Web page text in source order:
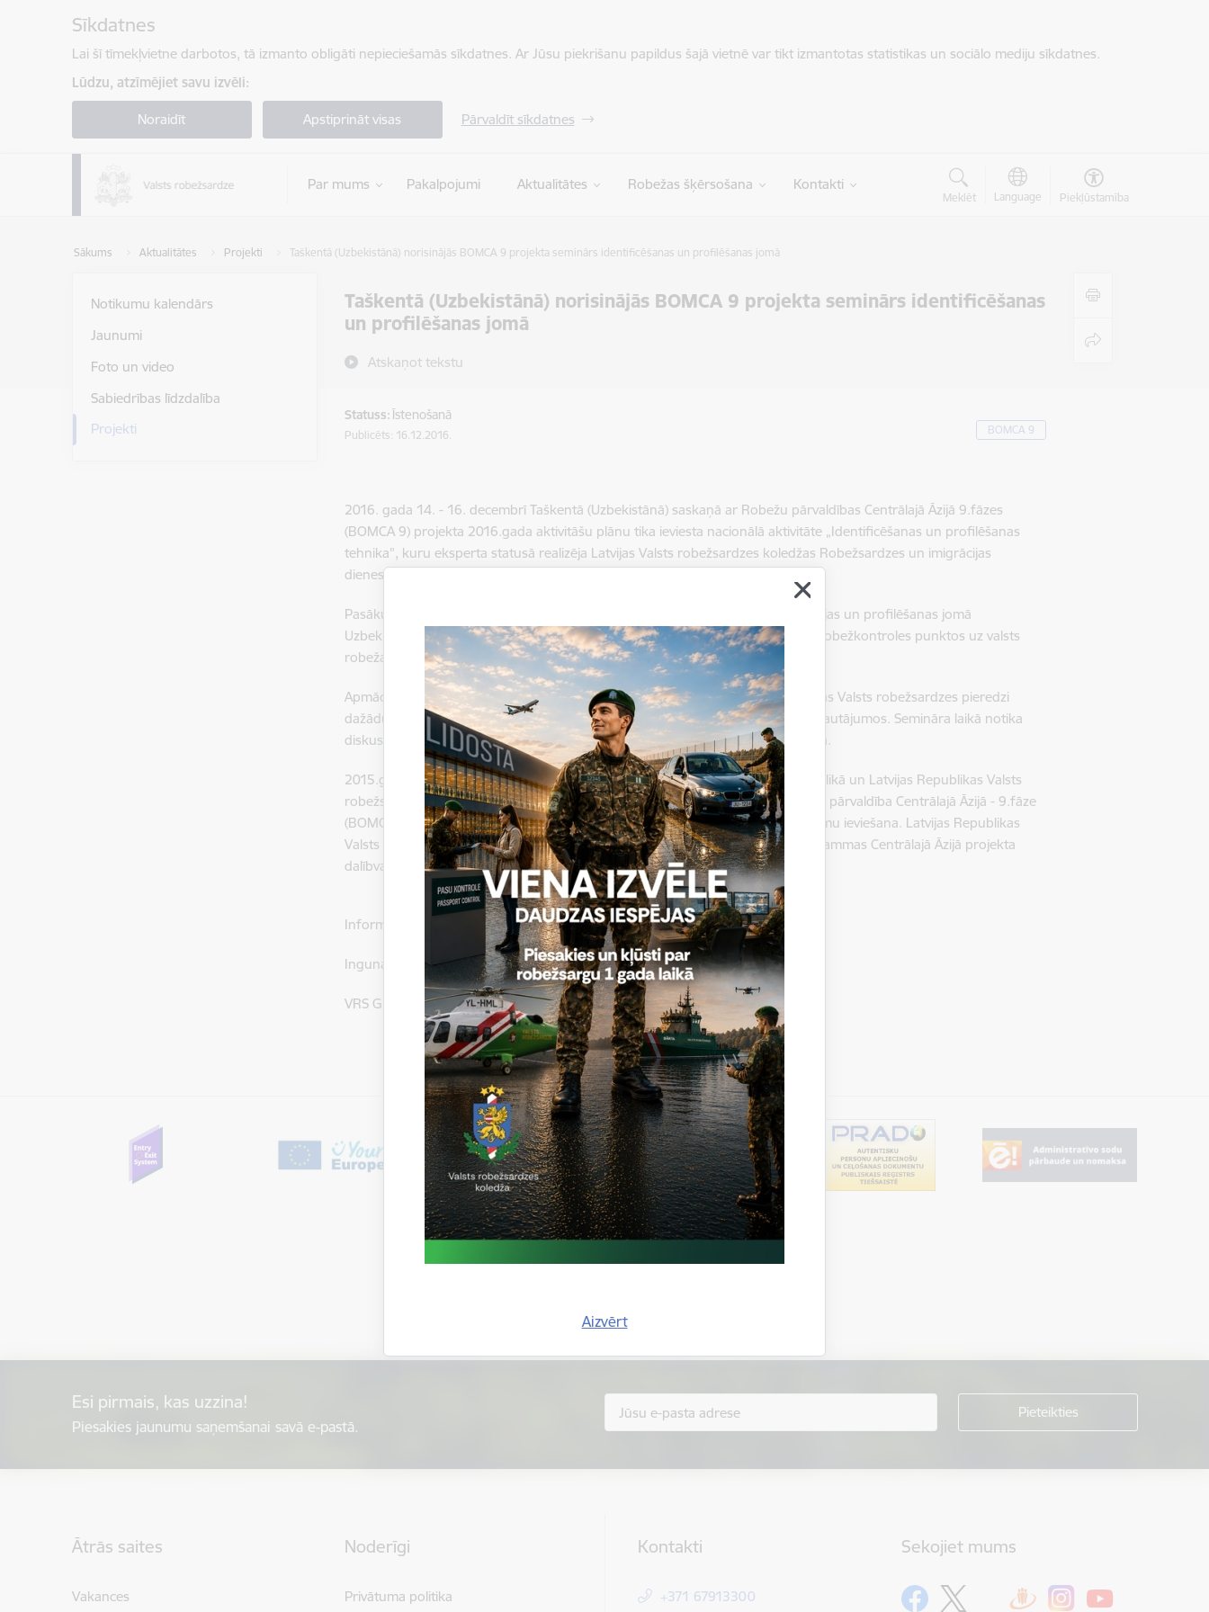
Sīkdatnes
Lai šī tīmekļvietne darbotos, tā izmanto obligāti nepieciešamās sīkdatnes. Ar Jūsu piekrišanu papildus šajā vietnē var tikt izmantotas statistikas un sociālo mediju sīkdatnes.
Lūdzu, atzīmējiet savu izvēli:
Noraidīt Apstiprināt visas Pārvaldīt sīkdatnes
Par mums Pakalpojumi Aktualitātes Robežas šķērsošana Kontakti
Meklēt Language Piekļūstamība
Sākums Aktualitātes Projekti Taškentā (Uzbekistānā) norisinājās BOMCA 9 projekta seminārs identificēšanas un profilēšanas jomā
Taškentā (Uzbekistānā) norisinājās BOMCA 9 projekta seminārs identificēšanas
un profilēšanas jomā
Atskaņot tekstu
Aizvērt
Notikumu kalendārs
Jaunumi
Foto un video
Sabiedrības līdzdalība
Projekti
Statuss:Īstenošanā
Publicēts: 16.12.2016. BOMCA 9
2016. gada 14. - 16. decembrī Taškentā (Uzbekistānā) saskaņā ar Robežu pārvaldības Centrālajā Āzijā 9.fāzes
(BOMCA 9) projekta 2016.gada aktivitāšu plānu tika ieviesta nacionālā aktivitāte „Identificēšanas un profilēšanas
tehnika", kuru eksperta statusā realizēja Latvijas Valsts robežsardzes koledžas Robežsardzes un imigrācijas
dienestu priekšmetu katedras lektors majors Juris Madžuls.
Pasākuma mērķis bija novadīt semināru robežu šķērsojošo personu identifikācijas un profilēšanas jomā
Uzbekistānas robežapsardzības iestādes amatpersonām, kuras dienestu pilda robežkontroles punktos uz valsts
robežas.
Apmācību dalībnieki tika iepazīstināti ar Eiropas Savienības un Latvijas Republikas Valsts robežsardzes pieredzi
dažādu kategoriju robežu šķērsojošo personu identificēšanas un profilēšanas jautājumos. Semināra laikā notika
diskusija par identificēšanas un profilēšanas normatīvo regulējumu Uzbekistānā.
2015.gada 11.jūnijā starp Eiropas Savienības pārstāvniecību Kirgizstānas Republikā un Latvijas Republikas Valsts
robežsardzi tika parakstīts Granta līgums No DCI-ASIE/2015/358-348: „Robežu pārvaldība Centrālajā Āzijā - 9.fāze
(BOMCA 9)", saskaņā ar kuru 2015.gada 15.jūnijā tika uzsākta projekta pasākumu ieviešana. Latvijas Republikas
Valsts robežsardze tika noteikta kā vadošā institūcija Robežu pārvaldības programmas Centrālajā Āzijā projekta
dalībvalstu Konsorcija vadīšanai.
Informāciju sagatavoja:
Inguna Neimane
VRS GP AP Starptautiskās sadarbības un protokola nodaļa
Sniegt atsauksmi
Esi pirmais, kas uzzina!
Piesakies jaunumu saņemšanai savā e-pastā.
Ātrās saites
Vakances
Noderīgi
Privātuma politika
Kontakti
+371 67913300
Sekojiet mums